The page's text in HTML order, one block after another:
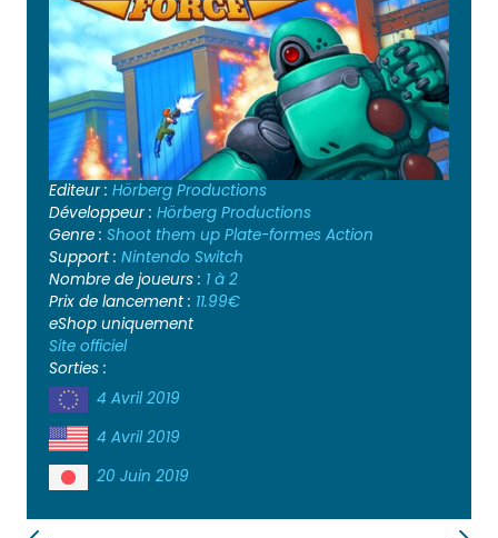
Editeur : Hörberg Productions
Développeur : Hörberg Productions
Genre : Shoot them up Plate-formes Action
Support : Nintendo Switch
Nombre de joueurs : 1 à 2
Prix de lancement : 11.99€
eShop uniquement
Site officiel
Sorties :
4 Avril 2019
4 Avril 2019
20 Juin 2019